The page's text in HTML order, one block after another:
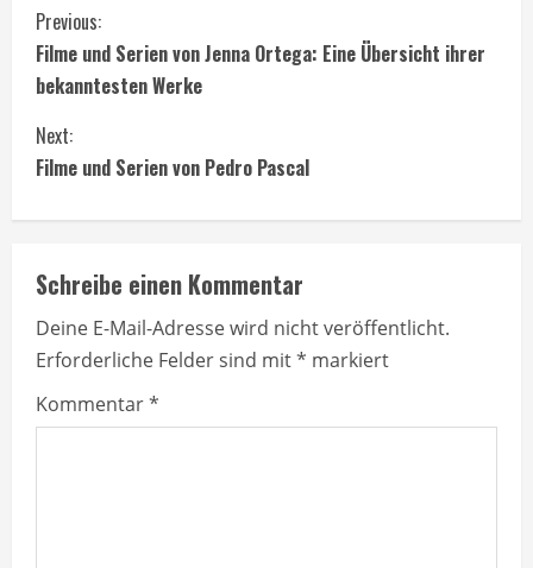
C
o
n
t
i
n
u
e
R
Previous:
Filme und Serien von Jenna Ortega: Eine Übersicht ihrer
bekanntesten Werke
Next:
Filme und Serien von Pedro Pascal
Schreibe einen Kommentar
Deine E-Mail-Adresse wird nicht veröffentlicht.
Erforderliche Felder sind mit* markiert
Kommentar*